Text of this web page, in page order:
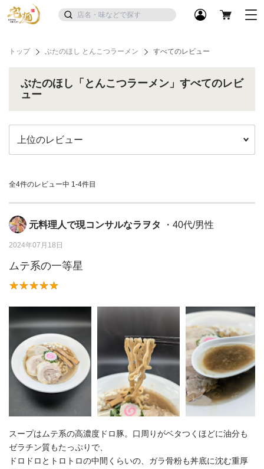
トップ ぶたのほし とんこつラーメン すべてのレビュー
ぶたのほし「とんこつラーメン」すべてのレビ
ュー
全4件のレビュー中 1-4件目
元料理人で現コンサルなラヲタ ・40代/男性
2024年07月18日
ムテ系の一等星
スープはムテ系の高濃度ドロ豚。口周りがベタつくほどに油分も
ゼラチン質もたっぷりで、
ドロドロとトロトロの中間くらいの、ガラ骨粉も丼底に沈む重厚